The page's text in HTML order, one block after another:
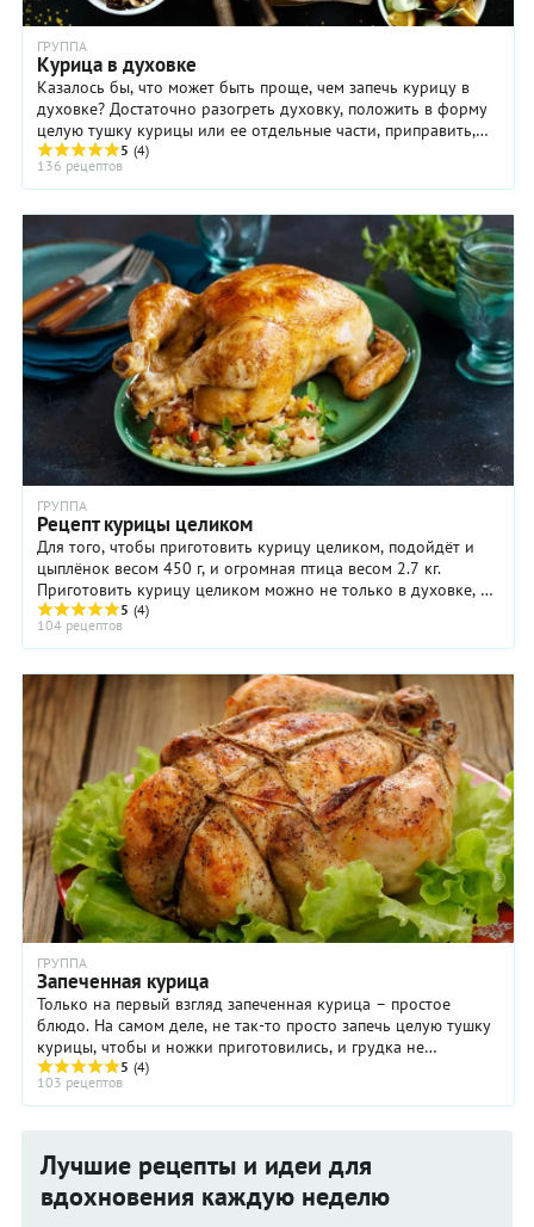
ГРУППА
Курица в духовке
Казалось бы, что может быть проще, чем запечь курицу в
духовке? Достаточно разогреть духовку, положить в форму
целую тушку курицы или ее отдельные части, приправить,
смазать чем-то подходящим, ...
5 (4)
136 рецептов
ГРУППА
Рецепт курицы целиком
Для того, чтобы приготовить курицу целиком, подойдёт и
цыплёнок весом 450 г, и огромная птица весом 2.7 кг.
Приготовить курицу целиком можно не только в духовке, но
и распластав ее и поджарив на гриле ...
5 (4)
104 рецептов
ГРУППА
Запеченная курица
Только на первый взгляд запеченная курица – простое
блюдо. На самом деле, не так-то просто запечь целую тушку
курицы, чтобы и ножки приготовились, и грудка не
пересохла, и кожа была румяной и ...
5 (4)
103 рецептов
Лучшие рецепты и идеи для
вдохновения каждую неделю